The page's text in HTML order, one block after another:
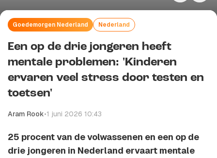
Goedemorgen Nederland Nederland
Een op de drie jongeren heeft
mentale problemen: 'Kinderen
ervaren veel stress door testen en
toetsen'
Aram Rook•1 juni 2026 10:43
25 procent van de volwassenen en een op de
drie jongeren in Nederland ervaart mentale